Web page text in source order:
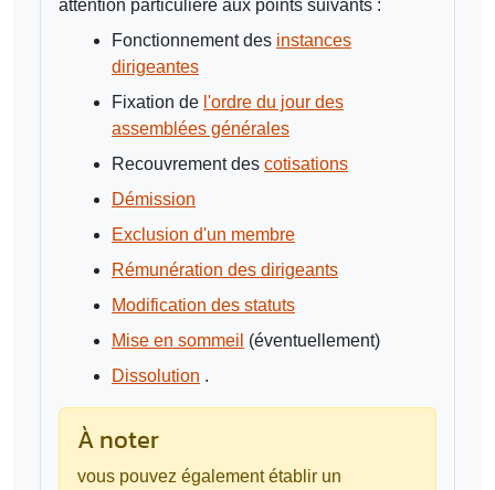
attention particulière aux points suivants :
Fonctionnement des instances
dirigeantes
Fixation de l'ordre du jour des
assemblées générales
Recouvrement des cotisations
Démission
Exclusion d'un membre
Rémunération des dirigeants
Modification des statuts
Mise en sommeil (éventuellement)
Dissolution .
À noter
vous pouvez également établir un